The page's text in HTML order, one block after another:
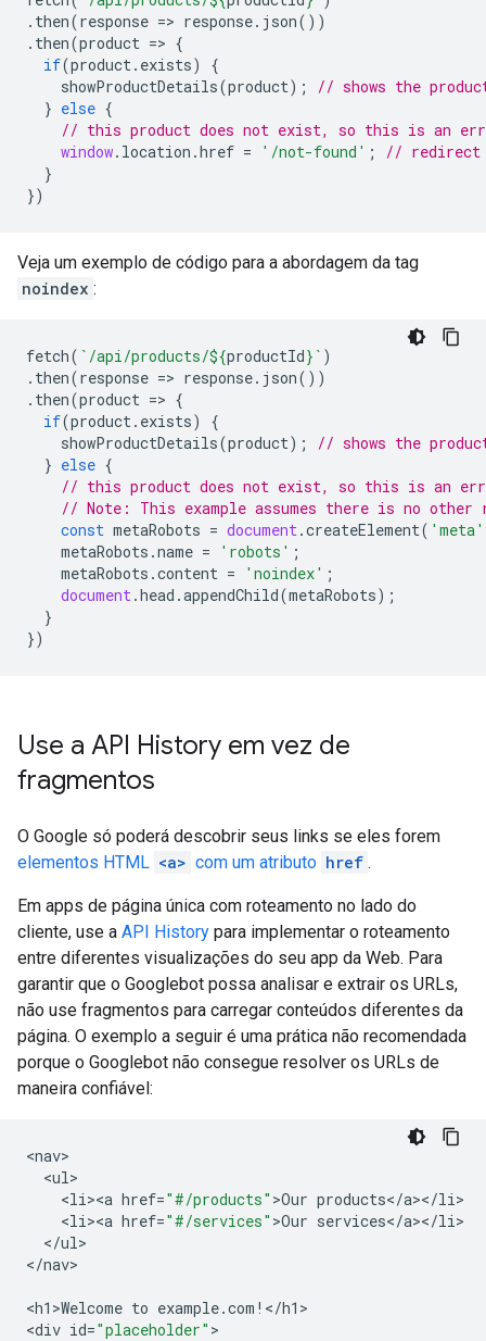
. then(response => response. json())
. then(product => {
if(product. exists)
{
showProductDetails(product);
// shows the
} else {
// this product does not exist, so this is an
window. location .href = '/not-found' ;
// redirect
}
})
Veja um exemplo de código para a abordagem da tag
noindex :
fetch( `/api/products/${productId} ` )
. then(response => response. json())
. then(product => {
if(product. exists)
{
showProductDetails(product);
// shows the
} else {
// this product does not exist, so this is an
// Note: This example assumes there is no other
const metaRobots = document.createElement( 'meta'
metaRobots .name = 'robots' ;
metaRobots .content = 'noindex' ;
document.head .appendChild(metaRobots);
}
})
Use a API History em vez de
fragmentos
O Google só poderá descobrir seus links se eles forem
elementos HTML <a> com um atributo href .
Em apps de página única com roteamento no lado do
cliente, use a API History para implementar o roteamento
entre diferentes visualizações do seu app da Web. Para
garantir que o Googlebot possa analisar e extrair os URLs,
não use fragmentos para carregar conteúdos diferentes da
página. O exemplo a seguir é uma prática não recomendada
porque o Googlebot não consegue resolver os URLs de
maneira confiável:
<nav
<ul
<li><a href="#/products" >Our products</a></li
<li><a href="#/services" >Our services</a></li
</ul>
</nav>
<h1>Welcome to example.com ! </h1 >
<div id="placeholder"